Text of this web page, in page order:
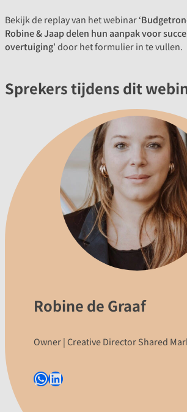
Bekijk de replay van het webinar ‘
Robine & Jaap delen hun aanpak voor
overtuiging’ door het formulier in te vullen.
Sprekers tijdens dit
Robine de Graaf
Owner | Creative Director Shared
WhatsApp
LinkedIn